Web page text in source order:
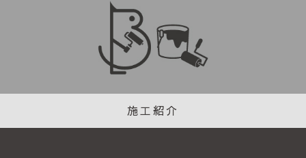
施工紹介